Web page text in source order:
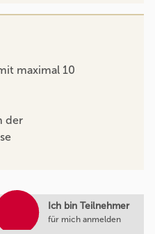
Ich bin Teilnehmer
für mich anmelden
maximal 10
der